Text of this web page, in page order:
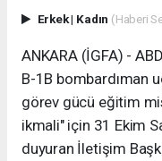
Erkek| Kadın (Haberi
ANKARA (İGFA) -
B-1B bombardıman
görev gücü eğitim
ikmali" için 31 Ekim
duyuran İletişim